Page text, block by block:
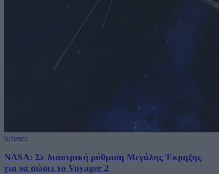
Science
NASA: Σε διαστρική ρύθμιση Μεγάλης Έκρηξης
για να σώσει το Voyager 2